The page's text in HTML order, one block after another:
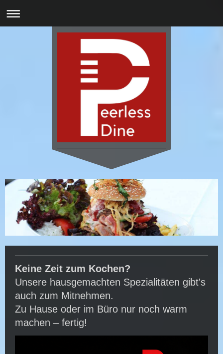
Keine Zeit zum Kochen?
Unsere hausgemachten Spezialitäten gibt's
auch zum Mitnehmen.
Zu Hause oder im Büro nur noch warm
machen – fertig!